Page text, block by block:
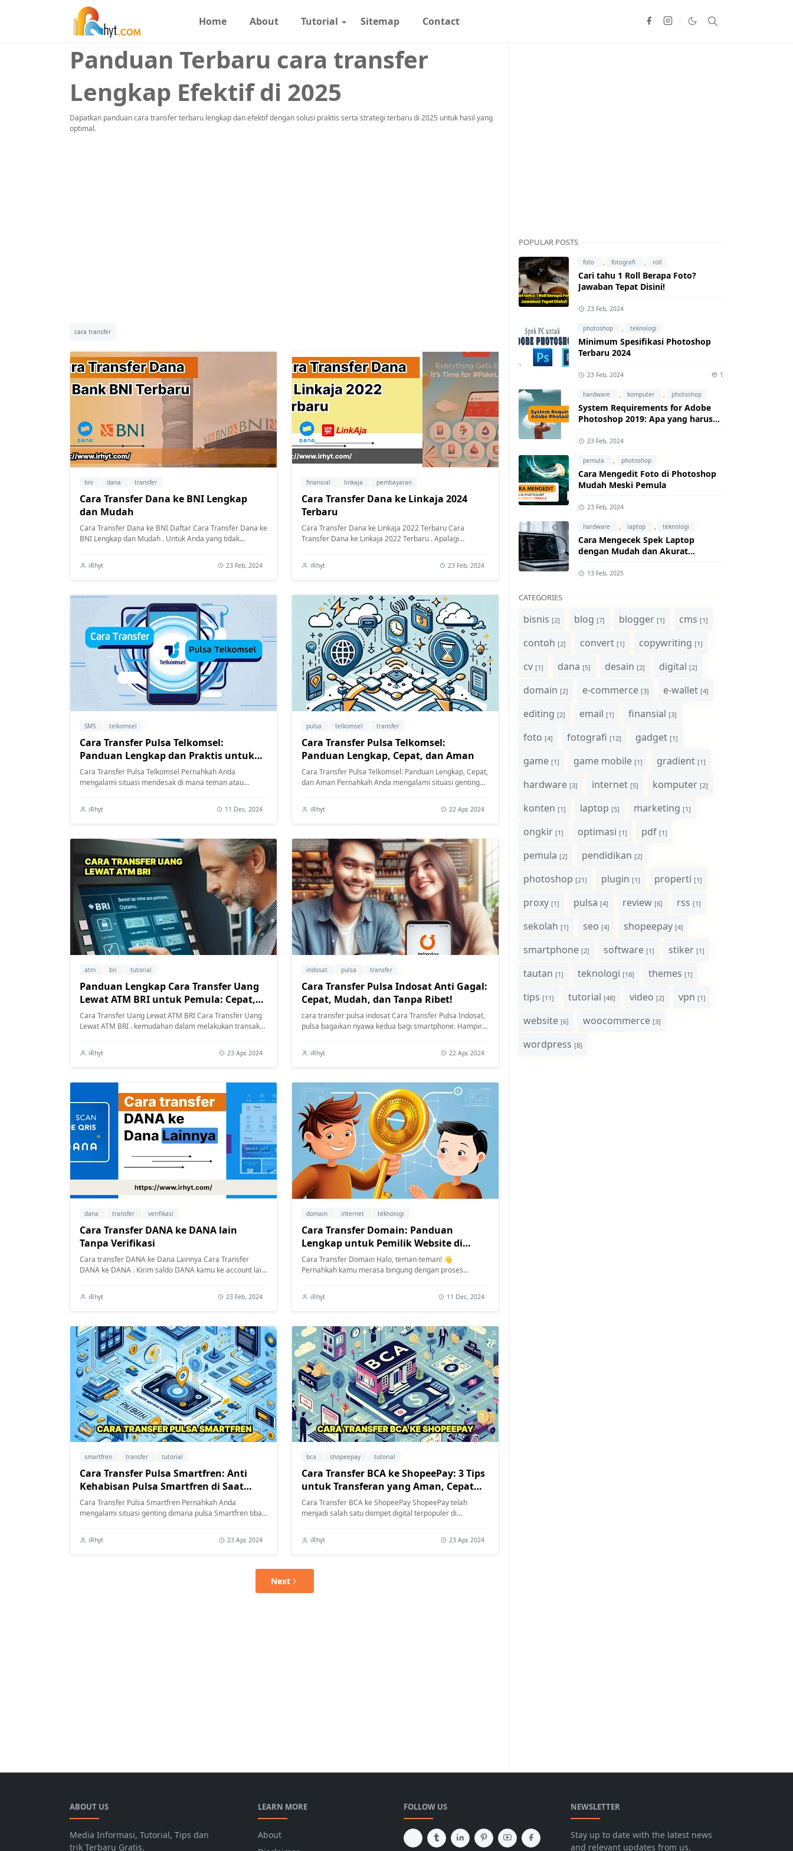
Home About Tutorial Sitemap Contact
Panduan Terbaru cara transfer
Lengkap Efektif di 2025
Dapatkan panduan cara transfer terbaru lengkap dan efektif dengan solusi praktis serta strategi terbaru di 2025 untuk hasil yang
optimal.
cara transfer
bni dana transfer
Cara Transfer Dana ke BNI Lengkap
dan Mudah
Cara Transfer Dana ke BNI Daftar Cara Transfer Dana ke
BNI Lengkap dan Mudah . Untuk Anda yang tidak
iRhyt 23 Feb, 2024
finansial linkaja pembayaran
Cara Transfer Dana ke Linkaja 2024
Terbaru
Cara Transfer Dana ke Linkaja 2022 Terbaru Cara
Transfer Dana ke Linkaja 2022 Terbaru . Apalagi
iRhyt 23 Feb, 2024
SMS telkomsel
Cara Transfer Pulsa Telkomsel:
Panduan Lengkap dan Praktis untuk
Pengguna di Indonesia
Cara Transfer Pulsa Telkomsel Pernahkah Anda
mengalami situasi mendesak di mana teman atau
iRhyt 11 Dec, 2024
pulsa telkomsel transfer
Cara Transfer Pulsa Telkomsel:
Panduan Lengkap, Cepat, dan Aman
Cara Transfer Pulsa Telkomsel: Panduan Lengkap, Cepat,
dan Aman Pernahkah Anda mengalami situasi genting
iRhyt 22 Apr, 2024
atm bri tutorial
Panduan Lengkap Cara Transfer Uang
Lewat ATM BRI untuk Pemula: Cepat,
Mudah, dan Aman!
Cara Transfer Uang Lewat ATM BRI Cara Transfer Uang
Lewat ATM BRI . kemudahan dalam melakukan transaksi
iRhyt 23 Apr, 2024
indosat pulsa transfer
Cara Transfer Pulsa Indosat Anti Gagal:
Cepat, Mudah, dan Tanpa Ribet!
cara transfer pulsa indosat Cara Transfer Pulsa Indosat,
pulsa bagaikan nyawa kedua bagi smartphone. Hampir
iRhyt 22 Apr, 2024
dana transfer verifikasi
Cara Transfer DANA ke DANA lain
Tanpa Verifikasi
Cara transfer DANA ke Dana Lainnya Cara Transfer
DANA ke DANA . Kirim saldo DANA kamu ke account lain
iRhyt 23 Feb, 2024
domain internet teknologi
Cara Transfer Domain: Panduan
Lengkap untuk Pemilik Website di
Indonesia
Cara Transfer Domain Halo, teman-teman! 👋
Pernahkah kamu merasa bingung dengan proses
iRhyt 11 Dec, 2024
smartfren transfer tutorial
Cara Transfer Pulsa Smartfren: Anti
Kehabisan Pulsa Smartfren di Saat
Genting
Cara Transfer Pulsa Smartfren Pernahkah Anda
mengalami situasi genting dimana pulsa Smartfren tiba-
iRhyt 23 Apr, 2024
bca shopeepay tutorial
Cara Transfer BCA ke ShopeePay: 3 Tips
untuk Transferan yang Aman, Cepat
dan Tanpa Ribet!
Cara Transfer BCA ke ShopeePay ShopeePay telah
menjadi salah satu dompet digital terpopuler di
iRhyt 23 Apr, 2024
Next
POPULAR POSTS
foto , fotografi , roll
Cari tahu 1 Roll Berapa Foto?
Jawaban Tepat Disini!
23 Feb, 2024
photoshop , teknologi
Minimum Spesifikasi Photoshop
Terbaru 2024
23 Feb, 2024 1
hardware , komputer , photoshop
System Requirements for Adobe
Photoshop 2019: Apa yang harus
23 Feb, 2024
pemula , photoshop
Cara Mengedit Foto di Photoshop
Mudah Meski Pemula
23 Feb, 2024
hardware , laptop , teknologi
Cara Mengecek Spek Laptop
dengan Mudah dan Akurat
13 Feb, 2025
CATEGORIES
bisnis [2] blog [7] blogger [1] cms [1]
contoh [2] convert [1] copywriting [1]
cv [1] dana [5] desain [2] digital [2]
domain [2] e-commerce [3] e-wallet [4]
editing [2] email [1] finansial [3]
foto [4] fotografi [12] gadget [1]
game [1] game mobile [1] gradient [1]
hardware [3] internet [5] komputer [2]
konten [1] laptop [5] marketing [1]
ongkir [1] optimasi [1] pdf [1]
pemula [2] pendidikan [2]
photoshop [21] plugin [1] properti [1]
proxy [1] pulsa [4] review [6] rss [1]
sekolah [1] seo [4] shopeepay [4]
smartphone [2] software [1] stiker [1]
tautan [1] teknologi [18] themes [1]
tips [11] tutorial [48] video [2] vpn [1]
website [6] woocommerce [3]
wordpress [8]
ABOUT US
Media Informasi, Tutorial, Tips dan
trik Terbaru Gratis.
LEARN MORE
About
FOLLOW US NEWSLETTER
Stay up to date with the latest news
and relevant updates from us.